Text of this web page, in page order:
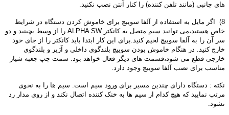
های جانبی (مانند تلفن کننده) را کنار آنتن نصب نکنید.
8) اگر مایل به استفاده از آلفا سوییچ برای خاموش کردن دستگاه در شرایط
خاص هستید،می توانید سیم متصل به کانکتر ALPHA SW را از وسط بچینید و دو
سر آن را به آلفا سوییچ لحیم کنید.برای این کار ابتدا باید کانکتر را از جای خود
خارج کنید. در هنگام خاموش بودن سوییچ بلندگوی داخلی و آژیر و بلندگوی
خارجی قطع می شود،قسمت های دیگر فعال خواهد بود. سمت چپ جعبه شیار
مناسب برای نصب آلفا سوییچ وجود دارد.
نکته : دستگاه دارای چندین مسیر برای ورود سیم است. سیم ها را به نحوی
مرتب نمایید که هیچ کدام از سیم ها به خنک کننده اتصال نکند و از روی مدار رد
نشود.